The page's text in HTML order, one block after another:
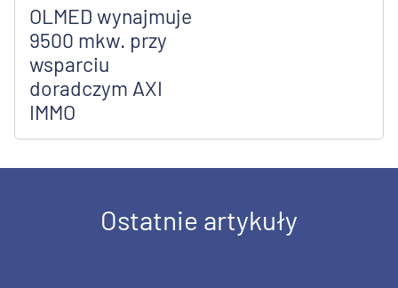
OLMED wynajmuje
9500 mkw. przy
wsparciu
doradczym AXI
IMMO
Ostatnie artykuły